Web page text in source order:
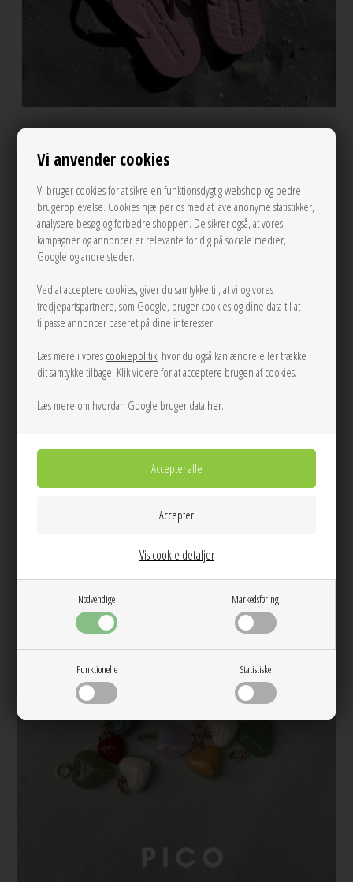
Vi anvender cookies
Vi bruger cookies for at sikre en funktionsdygtig webshop og bedre
brugeroplevelse. Cookies hjælper os med at lave anonyme statistikker,
analysere besøg og forbedre shoppen. De sikrer også, at vores
kampagner og annoncer er relevante for dig på sociale medier,
Google og andre steder.
Ved at acceptere cookies, giver du samtykke til, at vi og vores
tredjepartspartnere, som Google, bruger cookies og dine data til at
tilpasse annoncer baseret på dine interesser.
Læs mere i vores cookiepolitik, hvor du også kan ændre eller trække
dit samtykke tilbage. Klik videre for at acceptere brugen af cookies.
Læs mere om hvordan Google bruger data her.
Nødvendige Markedsføring
Funktionelle Statistiske
Vis cookie detaljer